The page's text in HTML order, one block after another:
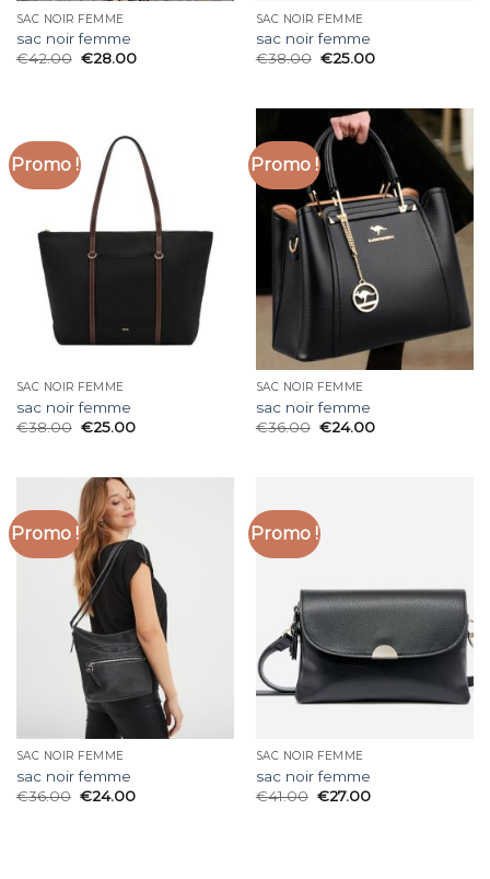
SAC NOIR FEMME
sac noir femme
€42.00 €28.00
SAC NOIR FEMME
sac noir femme
€38.00 €25.00
Promo !
SAC NOIR FEMME
sac noir femme
€38.00 €25.00
Promo !
SAC NOIR FEMME
sac noir femme
€36.00 €24.00
Promo !
SAC NOIR FEMME
sac noir femme
€36.00 €24.00
Promo !
SAC NOIR FEMME
sac noir femme
€41.00 €27.00